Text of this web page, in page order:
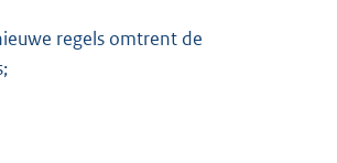
regels omtrent de